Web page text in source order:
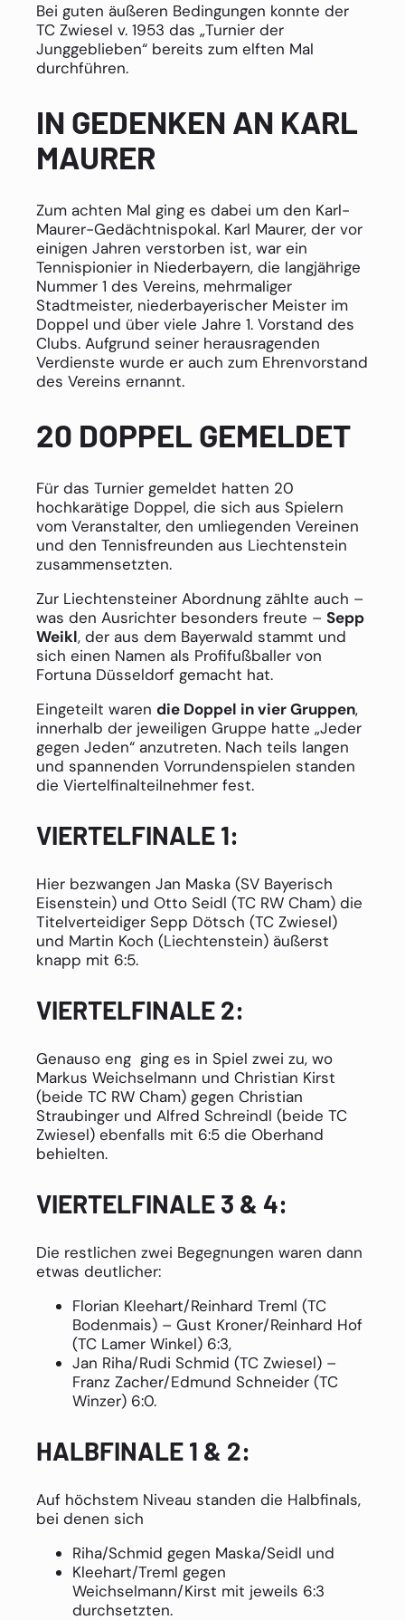
Bei guten äußeren Bedingungen konnte der
TC Zwiesel v. 1953 das „Turnier der
Junggeblieben“ bereits zum elften Mal
durchführen.
IN GEDENKEN AN KARL
MAURER
Zum achten Mal ging es dabei um den Karl-
Maurer-Gedächtnispokal. Karl Maurer, der vor
einigen Jahren verstorben ist, war ein
Tennispionier in Niederbayern, die langjährige
Nummer 1 des Vereins, mehrmaliger
Stadtmeister, niederbayerischer Meister im
Doppel und über viele Jahre 1. Vorstand des
Clubs. Aufgrund seiner herausragenden
Verdienste wurde er auch zum Ehrenvorstand
des Vereins ernannt.
20 DOPPEL GEMELDET
Für das Turnier gemeldet hatten 20
hochkarätige Doppel, die sich aus Spielern
vom Veranstalter, den umliegenden Vereinen
und den Tennisfreunden aus Liechtenstein
zusammensetzten.
Zur Liechtensteiner Abordnung zählte auch –
was den Ausrichter besonders freute – Sepp
Weikl, der aus dem Bayerwald stammt und
sich einen Namen als Profifußballer von
Fortuna Düsseldorf gemacht hat.
Eingeteilt waren die Doppel in vier Gruppen,
innerhalb der jeweiligen Gruppe hatte „Jeder
gegen Jeden“ anzutreten. Nach teils langen
und spannenden Vorrundenspielen standen
die Viertelfinalteilnehmer fest.
VIERTELFINALE 1:
Hier bezwangen Jan Maska (SV Bayerisch
Eisenstein) und Otto Seidl (TC RW Cham) die
Titelverteidiger Sepp Dötsch (TC Zwiesel)
und Martin Koch (Liechtenstein) äußerst
knapp mit 6:5.
VIERTELFINALE 2:
Genauso eng ging es in Spiel zwei zu, wo
Markus Weichselmann und Christian Kirst
(beide TC RW Cham) gegen Christian
Straubinger und Alfred Schreindl (beide TC
Zwiesel) ebenfalls mit 6:5 die Oberhand
behielten.
VIERTELFINALE 3 & 4:
Die restlichen zwei Begegnungen waren dann
etwas deutlicher:
Florian Kleehart/Reinhard Treml (TC
Bodenmais) – Gust Kroner/Reinhard Hof
(TC Lamer Winkel) 6:3,
Jan Riha/Rudi Schmid (TC Zwiesel) –
Franz Zacher/Edmund Schneider (TC
Winzer) 6:0.
HALBFINALE 1 & 2:
Auf höchstem Niveau standen die Halbfinals,
bei denen sich
Riha/Schmid gegen Maska/Seidl und
Kleehart/Treml gegen
Weichselmann/Kirst mit jeweils 6:3
durchsetzten.